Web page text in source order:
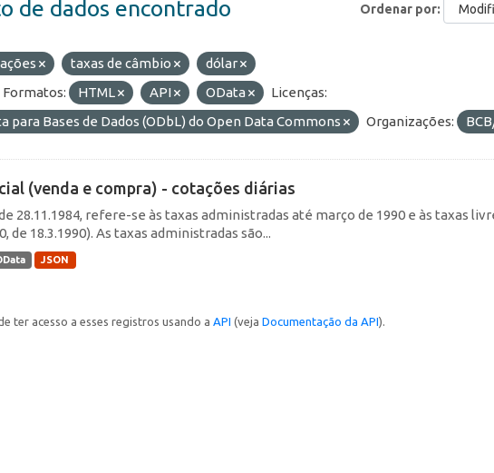
Ordenar por
de dados encontrado
taxas de câmbio
dólar
Formatos: HTML API OData
Licenças:
para Bases de Dados (ODbL) do Open Data Commons
Organizações:
(venda e compra) - cotações diárias
28.11.1984, refere-se às taxas administradas até março de 1990 e às taxas
de 18.3.1990). As taxas administradas são...
JSON
ter acesso a esses registros usando a API (veja Documentação da API).